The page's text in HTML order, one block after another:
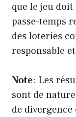
que le jeu
passe-temps
des loteries
responsable
Note: Les
sont de
de